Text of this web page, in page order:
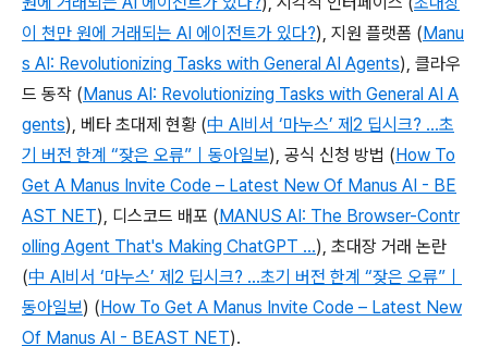
이 천만 원에 거래되는 AI 에이전트가 있다?), 지원 플랫폼 ( Manu
s AI: Revolutionizing Tasks with General AI Agents), 클라우
드 동작 ( Manus AI: Revolutionizing Tasks with General AI A
gents), 베타 초대제 현황 (中 AI비서 ‘마누스’ 제2 딥시크? …초
기 버전 한계 “잦은 오류”｜동아일보), 공식 신청 방법 ( How To
Get A Manus Invite Code – Latest New Of Manus AI - BE
AST NET), 디스코드 배포 ( MANUS AI: The Browser-Contr
olling Agent That's Making ChatGPT ...), 초대장 거래 논란
(中 AI비서 ‘마누스’ 제2 딥시크? …초기 버전 한계 “잦은 오류”｜
동아일보) ( How To Get A Manus Invite Code – Latest New
Of Manus AI - BEAST NET).